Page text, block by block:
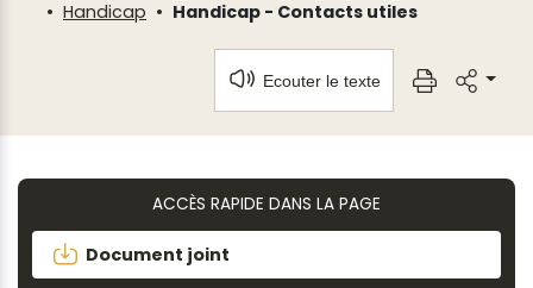
Handicap
Handicap - Contacts utiles
Ecouter le texte
ACCÈS RAPIDE DANS LA PAGE
Document joint